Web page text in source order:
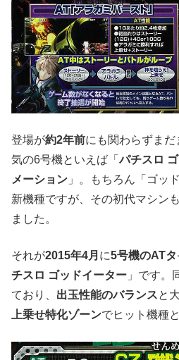
登場が約2年前にも関わらずまだ
気の6号機といえば「パチスロ
メーション 」。もちろん「ゴッ
新機種ですが、その初代マシン
ました。
それが2015年4月 に5号機のAT
チスロ ゴッドイーター 」です。
ており、 出玉性能のバランスと
上乗せ特化ゾーンでヒット機種